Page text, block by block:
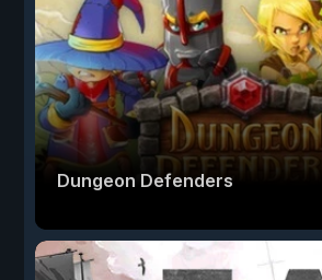
Dungeon Defenders